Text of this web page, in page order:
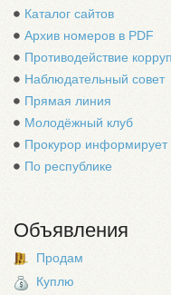
Каталог сайтов
Архив номеров в PDF
Противодействие
Наблюдательный совет
Прямая линия
Молодёжный клуб
Прокурор информирует
По республике
Объявления
Продам
Куплю